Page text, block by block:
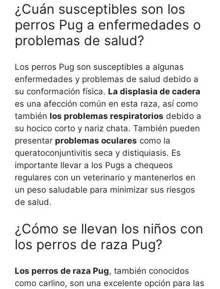
¿Cuán susceptibles son los
perros Pug a enfermedades o
problemas de salud?
Los perros Pug son susceptibles a algunas
enfermedades y problemas de salud debido a
su conformación física. La displasia de cadera
es una afección común en esta raza, así como
también los problemas respiratorios debido a
su hocico corto y nariz chata. También pueden
presentar problemas oculares como la
queratoconjuntivitis seca y distiquiasis. Es
importante llevar a los Pugs a chequeos
regulares con un veterinario y mantenerlos en
un peso saludable para minimizar sus riesgos
de salud.
¿Cómo se llevan los niños con
los perros de raza Pug?
Los perros de raza Pug, también conocidos
como carlino, son una excelente opción para las